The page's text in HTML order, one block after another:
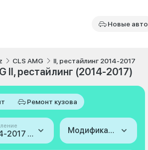
Новые авто
CLS AMG II, рестайлинг 2014-2017
II, рестайлинг (2014-2017)
Ремонт кузова
2014-2017 (II, рестайлинг) Модификация